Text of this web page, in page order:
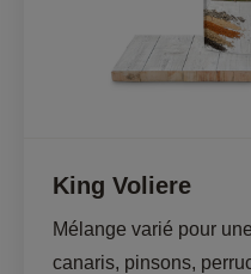
King Voliere
Mélange varié pour
canaris, pinsons,